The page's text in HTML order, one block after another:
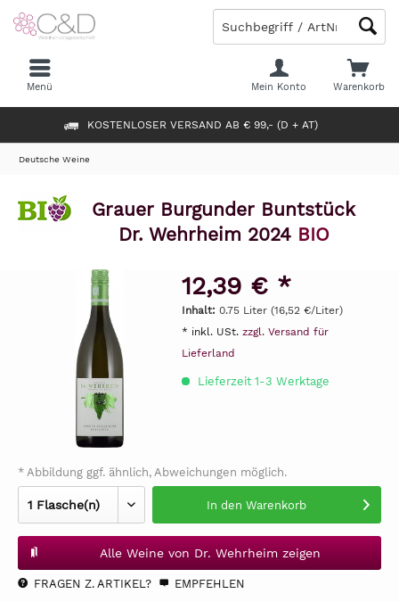
KOSTENLOSER VERSAND AB € 99,- (D + AT)
Warenkorb
Mein Konto
Menü
Deutsche Weine
Grauer Burgunder Buntstück
Dr. Wehrheim 2024 BIO
12,39 € *
Inhalt: 0.75 Liter (16,52 €/Liter)
* inkl. USt. zzgl. Versand für
Lieferland
Lieferzeit 1-3 Werktage
* Abbildung ggf. ähnlich, Abweichungen möglich.
In den Warenkorb
Alle Weine von Dr. Wehrheim zeigen
FRAGEN Z. ARTIKEL? EMPFEHLEN